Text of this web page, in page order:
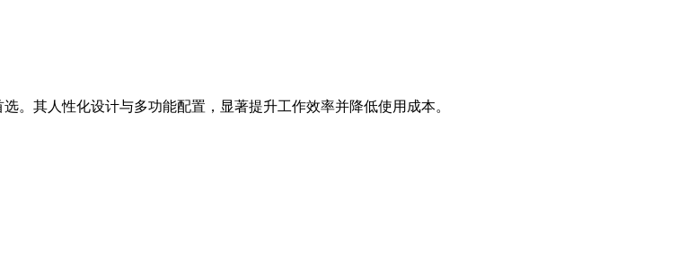
。其人性化设计与多功能配置，显著提升工作效率并降低使用成本。